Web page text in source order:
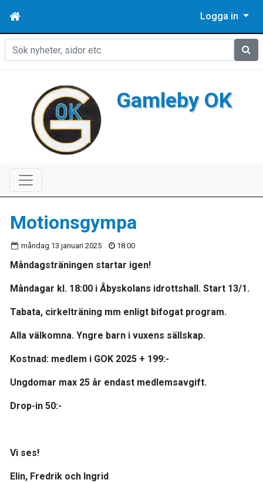
Logga in
Sök
Gamleby OK
Motionsgympa
måndag 13 januari 2025 18:00
Måndagsträningen startar igen!
Måndagar kl. 18:00 i Åbyskolans idrottshall. Start 13/1.
Tabata, cirkelträning mm enligt bifogat program.
Alla välkomna. Yngre barn i vuxens sällskap.
Kostnad: medlem i GOK 2025 + 199:-
Ungdomar max 25 år endast medlemsavgift.
Drop-in 50:-
Vi ses!
Elin, Fredrik och Ingrid